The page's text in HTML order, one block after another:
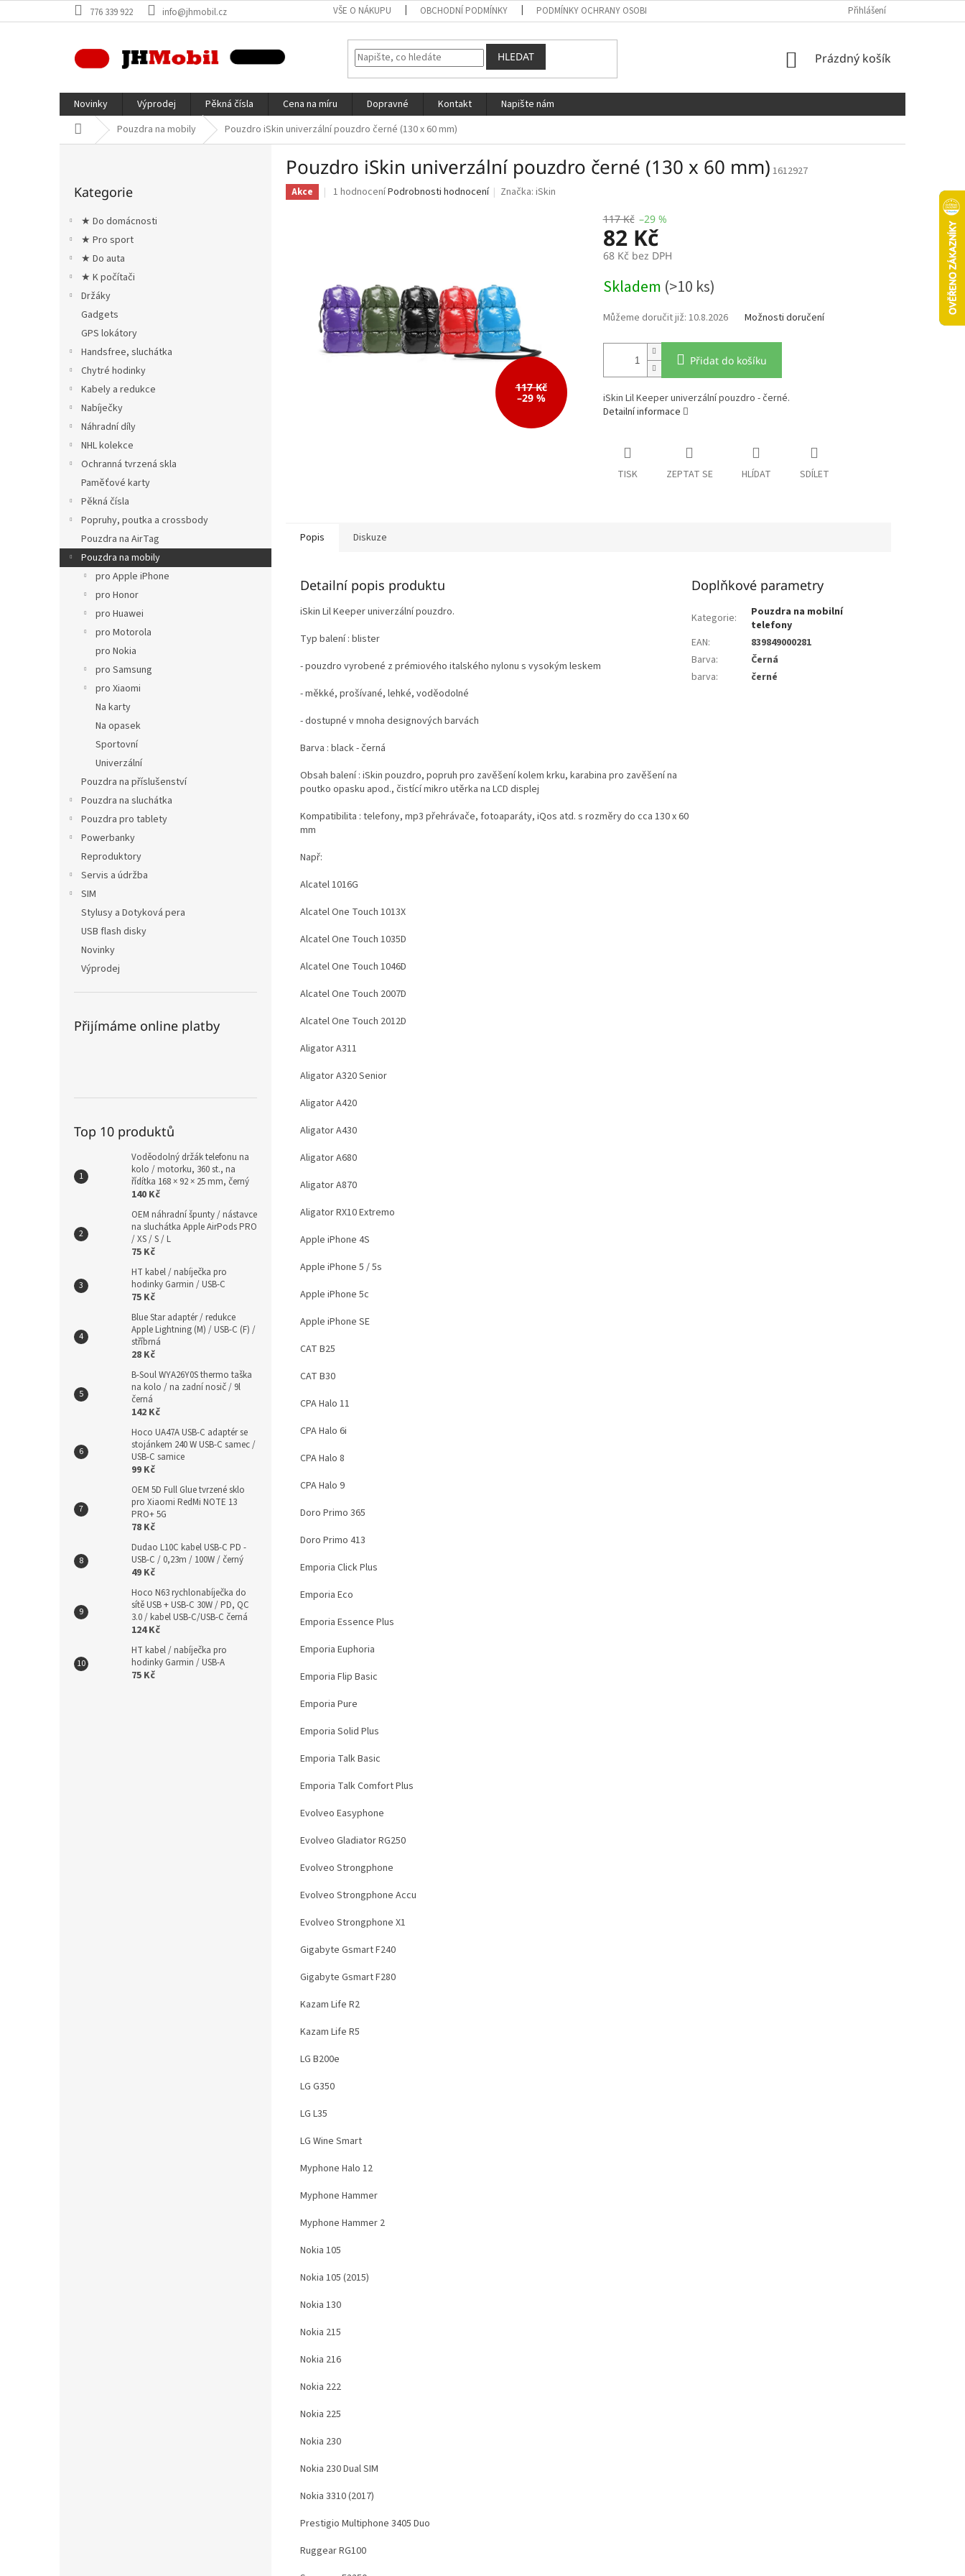
na
776 339 922 info@jhmobil.cz VŠE O NÁKUPU OBCHODNÍ PODMÍNKY PODMÍNKY OCHRANY OSOBNÍCH ÚDAJŮ Přihlášení
HLEDAT
NÁKUPNÍ
Prázdný košík
Novinky Výprodej Pěkná čísla Cena na míru Dopravné Kontakt
Napište nám
Domů Pouzdra na mobily Pouzdro iSkin univerzální pouzdro černé (130 x 60 mm)
kategorie
Kategorie
★ Do domácnosti
★ Pro sport
★ Do auta
★ K počítači
Držáky
Gadgets
GPS lokátory
Handsfree, sluchátka
Chytré hodinky
Kabely a redukce
Nabíječky
Náhradní díly
NHL kolekce
Ochranná tvrzená skla
Paměťové karty
Pěkná čísla
Popruhy, poutka a crossbody
Pouzdra na AirTag
Pouzdra na mobily
pro Apple iPhone
pro Honor
pro Huawei
pro Motorola
pro Nokia
pro Samsung
pro Xiaomi
Na karty
Na opasek
Sportovní
Univerzální
Pouzdra na příslušenství
Pouzdra na sluchátka
Pouzdra pro tablety
Powerbanky
Reproduktory
Servis a údržba
SIM
Stylusy a Dotyková pera
USB flash disky
Novinky
Výprodej
Přijímáme online platby
Top 10 produktů
Voděodolný držák telefonu na
kolo / motorku, 360 st., na
řídítka 168 × 92 × 25 mm, černý
140 Kč
OEM náhradní špunty / nástavce
na sluchátka Apple AirPods PRO
/ XS / S / L
75 Kč
HT kabel / nabíječka pro
hodinky Garmin / USB-C
75 Kč
Blue Star adaptér / redukce
Apple Lightning (M) / USB-C (F) /
stříbrná
28 Kč
B-Soul WYA26Y0S thermo taška
na kolo / na zadní nosič / 9l
černá
142 Kč
Hoco UA47A USB-C adaptér se
stojánkem 240 W USB-C samec /
USB-C samice
99 Kč
OEM 5D Full Glue tvrzené sklo
pro Xiaomi RedMi NOTE 13
PRO+ 5G
78 Kč
Dudao L10C kabel USB-C PD -
USB-C / 0,23m / 100W / černý
49 Kč
Hoco N63 rychlonabíječka do
sítě USB + USB-C 30W / PD, QC
3.0 / kabel USB-C/USB-C černá
124 Kč
HT kabel / nabíječka pro
hodinky Garmin / USB-A
75 Kč
Pouzdro iSkin univerzální pouzdro černé (130 x 60 mm) 1612927
Akce
Průměrné
hvězdiček.
1 hodnoceníPodrobnosti hodnocení Značka:iSkin
117 Kč
–29 %
117 Kč –29 %
82 Kč
68 Kč bez DPH
cena:
Skladem (>10 ks)
10.8.2026 Možnosti doručení
Přidat do košíku
iSkin Lil Keeper univerzální pouzdro - černé.
Detailní informace
TISK ZEPTAT SE HLÍDAT SDÍLET
Popis Diskuze
Detailní popis produktu
iSkin Lil Keeper univerzální pouzdro.
Typ balení : blister
- pouzdro vyrobené z prémiového italského nylonu s vysokým leskem
- měkké, prošívané, lehké, voděodolné
- dostupné v mnoha designových barvách
Barva : black - černá
Obsah balení : iSkin pouzdro, popruh pro zavěšení kolem krku, karabina pro zavěšení na
poutko opasku apod., čistící mikro utěrka na LCD displej
Kompatibilita : telefony, mp3 přehrávače, fotoaparáty, iQos atd. s rozměry do cca 130 x 60
mm
Např:
Alcatel 1016G
Alcatel One Touch 1013X
Alcatel One Touch 1035D
Alcatel One Touch 1046D
Alcatel One Touch 2007D
Alcatel One Touch 2012D
Aligator A311
Aligator A320 Senior
Aligator A420
Aligator A430
Aligator A680
Aligator A870
Aligator RX10 Extremo
Apple iPhone 4S
Apple iPhone 5 / 5s
Apple iPhone 5c
Apple iPhone SE
CAT B25
CAT B30
CPA Halo 11
CPA Halo 6i
CPA Halo 8
CPA Halo 9
Doro Primo 365
Doro Primo 413
Emporia Click Plus
Emporia Eco
Emporia Essence Plus
Emporia Euphoria
Emporia Flip Basic
Emporia Pure
Emporia Solid Plus
Emporia Talk Basic
Emporia Talk Comfort Plus
Evolveo Easyphone
Evolveo Gladiator RG250
Evolveo Strongphone
Evolveo Strongphone Accu
Evolveo Strongphone X1
Gigabyte Gsmart F240
Gigabyte Gsmart F280
Kazam Life R2
Kazam Life R5
LG B200e
LG G350
LG L35
LG Wine Smart
Myphone Halo 12
Myphone Hammer
Myphone Hammer 2
Nokia 105
Nokia 105 (2015)
Nokia 130
Nokia 215
Nokia 216
Nokia 222
Nokia 225
Nokia 230
Nokia 230 Dual SIM
Nokia 3310 (2017)
Prestigio Multiphone 3405 Duo
Ruggear RG100
Doplňkové parametry
Kategorie:
Pouzdra na mobilní
telefony
EAN:
839849000281
Barva:
Černá
barva: černé